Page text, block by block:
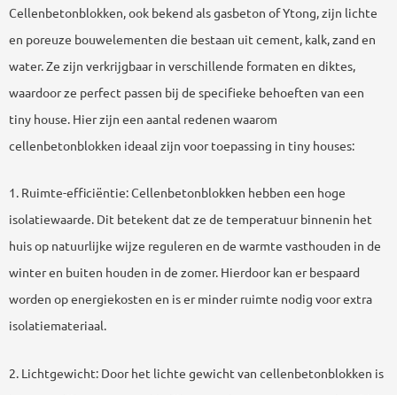
Cellenbetonblokken, ook bekend als gasbeton of Ytong, zijn lichte
en poreuze bouwelementen die bestaan uit cement, kalk, zand en
water. Ze zijn verkrijgbaar in verschillende formaten en diktes,
waardoor ze perfect passen bij de specifieke behoeften van een
tiny house. Hier zijn een aantal redenen waarom
cellenbetonblokken ideaal zijn voor toepassing in tiny houses:
1. Ruimte-efficiëntie: Cellenbetonblokken hebben een hoge
isolatiewaarde. Dit betekent dat ze de temperatuur binnenin het
huis op natuurlijke wijze reguleren en de warmte vasthouden in de
winter en buiten houden in de zomer. Hierdoor kan er bespaard
worden op energiekosten en is er minder ruimte nodig voor extra
isolatiemateriaal.
2. Lichtgewicht: Door het lichte gewicht van cellenbetonblokken is